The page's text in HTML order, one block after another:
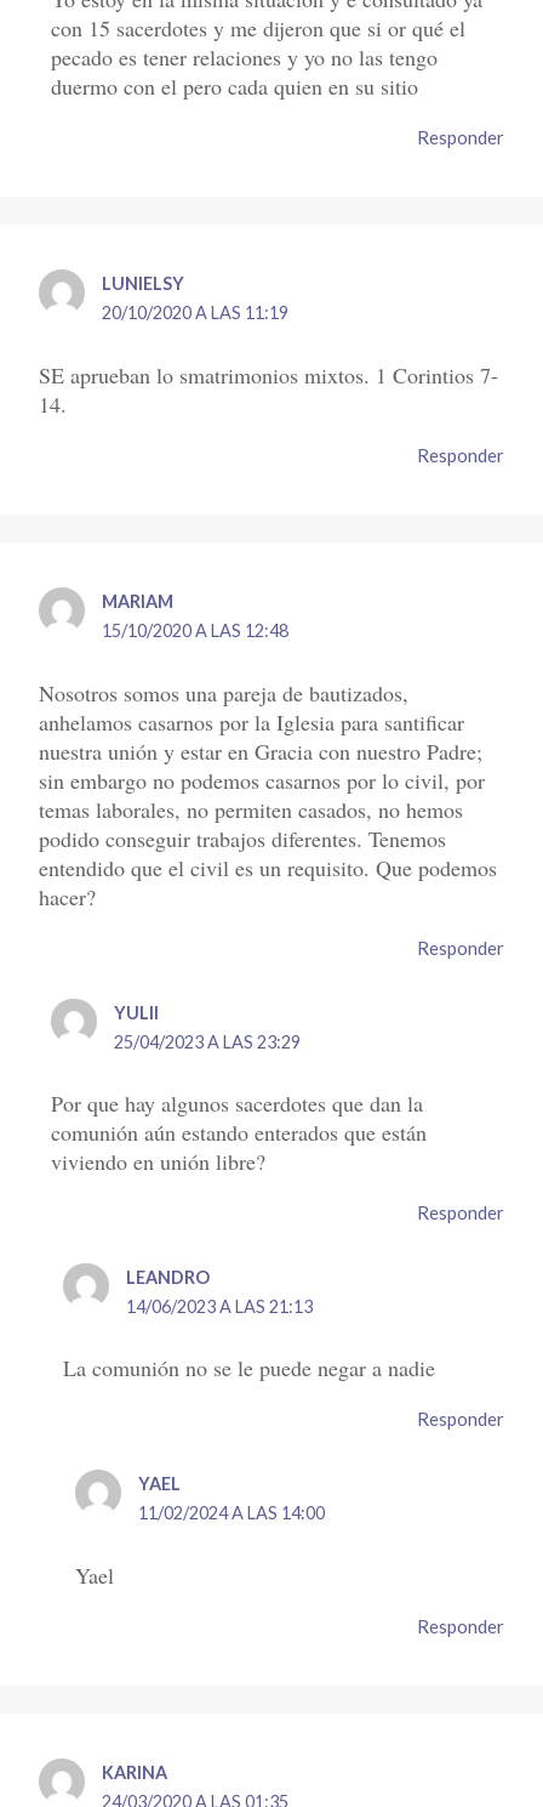
con 15 sacerdotes y me dijeron que si or qué el
pecado es tener relaciones y yo no las tengo
duermo con el pero cada quien en su sitio
Responder
LUNIELSY
20/10/2020 A LAS 11:19
SE aprueban lo smatrimonios mixtos. 1 Corintios 7-
14.
Responder
MARIAM
15/10/2020 A LAS 12:48
Nosotros somos una pareja de bautizados,
anhelamos casarnos por la Iglesia para santificar
nuestra unión y estar en Gracia con nuestro Padre;
sin embargo no podemos casarnos por lo civil, por
temas laborales, no permiten casados, no hemos
podido conseguir trabajos diferentes. Tenemos
entendido que el civil es un requisito. Que podemos
hacer?
Responder
YULII
25/04/2023 A LAS 23:29
Por que hay algunos sacerdotes que dan la
comunión aún estando enterados que están
viviendo en unión libre?
Responder
LEANDRO
14/06/2023 A LAS 21:13
La comunión no se le puede negar a nadie
Responder
YAEL
11/02/2024 A LAS 14:00
Yael
Responder
KARINA
24/03/2020 A LAS 01:35